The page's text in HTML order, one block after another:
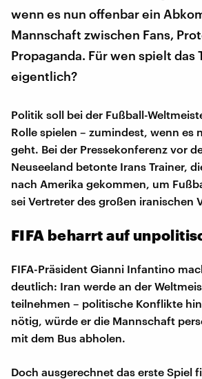
wenn es nun offenbar ein
Mannschaft zwischen Fans,
Propaganda. Für wen spielt das
eigentlich?
Politik soll bei der Fußball-
Rolle spielen – zumindest, wenn es
geht. Bei der Pressekonferenz vor
Neuseeland betonte Irans Trainer,
nach Amerika gekommen, um
sei Vertreter des großen iranischen
FIFA beharrt auf
FIFA-Präsident Gianni Infantino
deutlich: Iran werde an der
teilnehmen – politische Konflikte
nötig, würde er die Mannschaft
mit dem Bus abholen.
Doch ausgerechnet das erste Spiel